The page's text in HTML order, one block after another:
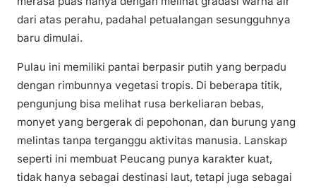
dari atas perahu, padahal petualangan sesungguhnya
baru dimulai.
Pulau ini memiliki pantai berpasir putih yang berpadu
dengan rimbunnya vegetasi tropis. Di beberapa titik,
pengunjung bisa melihat rusa berkeliaran bebas,
monyet yang bergerak di pepohonan, dan burung yang
melintas tanpa terganggu aktivitas manusia. Lanskap
seperti ini membuat Peucang punya karakter kuat,
tidak hanya sebagai destinasi laut, tetapi juga sebagai